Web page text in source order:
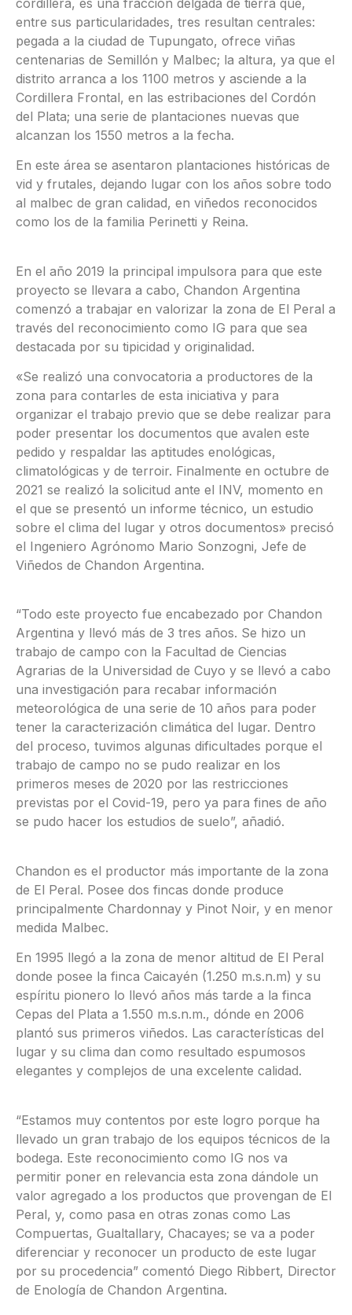
entre sus particularidades, tres resultan centrales:
pegada a la ciudad de Tupungato, ofrece viñas
centenarias de Semillón y Malbec; la altura, ya que el
distrito arranca a los 1100 metros y asciende a la
Cordillera Frontal, en las estribaciones del Cordón
del Plata; una serie de plantaciones nuevas que
alcanzan los 1550 metros a la fecha.
En este área se asentaron plantaciones históricas de
vid y frutales, dejando lugar con los años sobre todo
al malbec de gran calidad, en viñedos reconocidos
como los de la familia Perinetti y Reina.
En el año 2019 la principal impulsora para que este
proyecto se llevara a cabo, Chandon Argentina
comenzó a trabajar en valorizar la zona de El Peral a
través del reconocimiento como IG para que sea
destacada por su tipicidad y originalidad.
«Se realizó una convocatoria a productores de la
zona para contarles de esta iniciativa y para
organizar el trabajo previo que se debe realizar para
poder presentar los documentos que avalen este
pedido y respaldar las aptitudes enológicas,
climatológicas y de terroir. Finalmente en octubre de
2021 se realizó la solicitud ante el INV, momento en
el que se presentó un informe técnico, un estudio
sobre el clima del lugar y otros documentos» precisó
el Ingeniero Agrónomo Mario Sonzogni, Jefe de
Viñedos de Chandon Argentina.
“Todo este proyecto fue encabezado por Chandon
Argentina y llevó más de 3 tres años. Se hizo un
trabajo de campo con la Facultad de Ciencias
Agrarias de la Universidad de Cuyo y se llevó a cabo
una investigación para recabar información
meteorológica de una serie de 10 años para poder
tener la caracterización climática del lugar. Dentro
del proceso, tuvimos algunas dificultades porque el
trabajo de campo no se pudo realizar en los
primeros meses de 2020 por las restricciones
previstas por el Covid-19, pero ya para fines de año
se pudo hacer los estudios de suelo”, añadió.
Chandon es el productor más importante de la zona
de El Peral. Posee dos fincas donde produce
principalmente Chardonnay y Pinot Noir, y en menor
medida Malbec.
En 1995 llegó a la zona de menor altitud de El Peral
donde posee la finca Caicayén (1.250 m.s.n.m) y su
espíritu pionero lo llevó años más tarde a la finca
Cepas del Plata a 1.550 m.s.n.m., dónde en 2006
plantó sus primeros viñedos. Las características del
lugar y su clima dan como resultado espumosos
elegantes y complejos de una excelente calidad.
“Estamos muy contentos por este logro porque ha
llevado un gran trabajo de los equipos técnicos de la
bodega. Este reconocimiento como IG nos va
permitir poner en relevancia esta zona dándole un
valor agregado a los productos que provengan de El
Peral, y, como pasa en otras zonas como Las
Compuertas, Gualtallary, Chacayes; se va a poder
diferenciar y reconocer un producto de este lugar
por su procedencia” comentó Diego Ribbert, Director
de Enología de Chandon Argentina.